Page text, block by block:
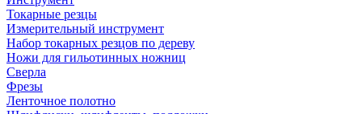
Токарные резцы
Измерительный инструмент
Набор токарных резцов по дереву
Ножи для гильотинных ножниц
Сверла
Фрезы
Ленточное полотно